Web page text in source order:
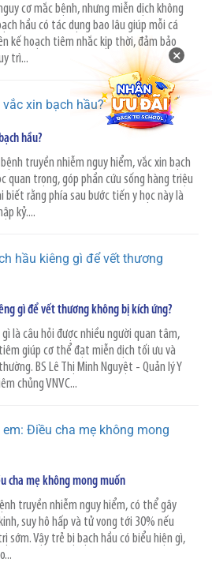
cơ mắc bệnh, nhưng miễn dịch không
hầu có tác dụng bao lâu giúp mỗi cá
kế hoạch tiêm nhắc kịp thời, đảm bảo
trì...
hầu?
truyền nhiễm nguy hiểm, vắc xin bạch
quan trọng, góp phần cứu sống hàng triệu
rằng phía sau bước tiến y học này là
kỷ....
gì để vết thương không bị kích ứng?
là câu hỏi được nhiều người quan tâm,
giúp cơ thể đạt miễn dịch tối ưu và
BS Lê Thị Minh Nguyệt - Quản lý Y
chủng VNVC...
cha mẹ không mong muốn
truyền nhiễm nguy hiểm, có thể gây
suy hô hấp và tử vong tới 30% nếu
sớm. Vậy trẻ bị bạch hầu có biểu hiện gì,
×